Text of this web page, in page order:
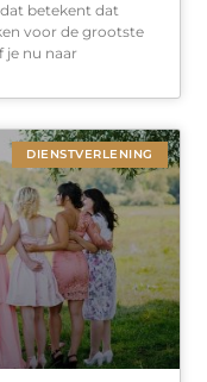
betekent dat
voor de grootste
je nu naar
DIENSTVERLENING